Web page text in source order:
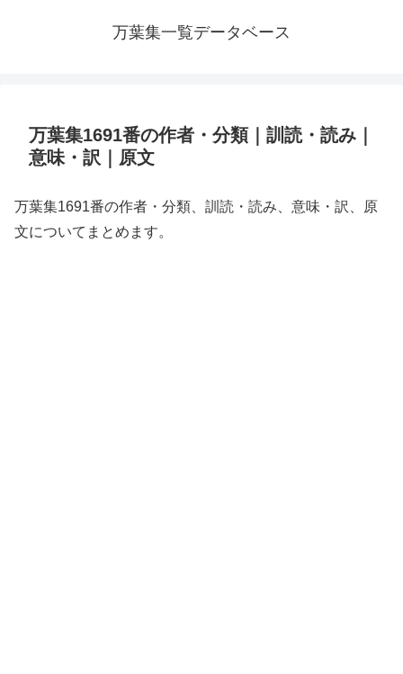
万葉集一覧データベース
万葉集1691番の作者・分類｜訓読・読み｜
意味・訳｜原文
万葉集1691番の作者・分類、訓読・読み、意味・訳、原
文についてまとめます。